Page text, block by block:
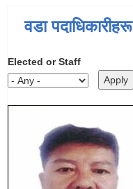
वडा पदाधिकारीहरू
Elected or Staff